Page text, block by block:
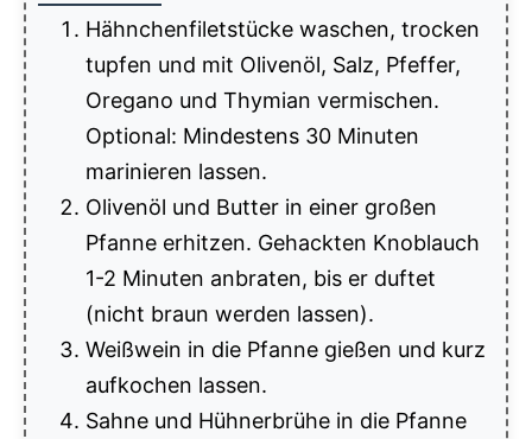
Hähnchenfiletstücke waschen, trocken
tupfen und mit Olivenöl, Salz, Pfeffer,
Oregano und Thymian vermischen.
Optional: Mindestens 30 Minuten
marinieren lassen.
Olivenöl und Butter in einer großen
Pfanne erhitzen. Gehackten Knoblauch
1-2 Minuten anbraten, bis er duftet
(nicht braun werden lassen).
Weißwein in die Pfanne gießen und kurz
aufkochen lassen.
Sahne und Hühnerbrühe in die Pfanne